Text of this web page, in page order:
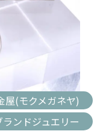
屋(モクメガネヤ)
ランドジュエリー